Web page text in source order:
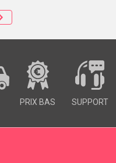
PRIX BAS SUPPORT